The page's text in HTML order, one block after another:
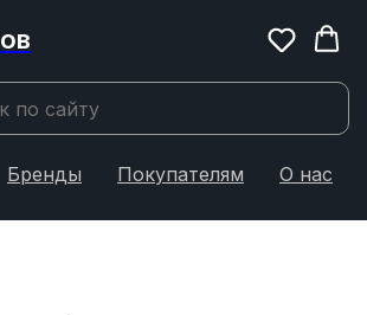
Бренды Покупателям О нас